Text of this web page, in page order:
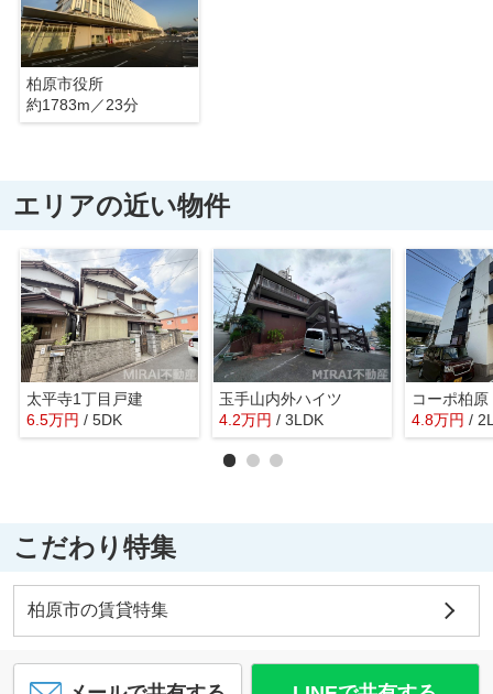
柏原市役所
約1783m／23分
エリアの近い物件
太平寺1丁目戸建
6.5万円 / 5DK
玉手山内外ハイツ
4.2万円 / 3LDK
コーポ柏原
4.8万円 /
こだわり特集
柏原市の賃貸特集